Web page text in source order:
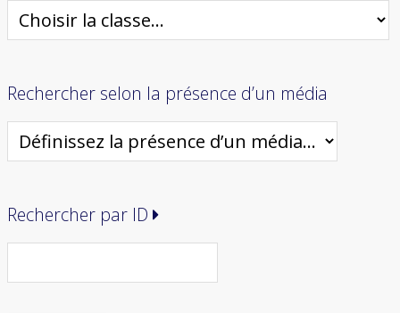
Rechercher selon la présence d’un média
Rechercher par ID